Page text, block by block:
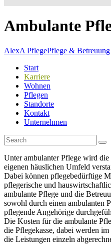
Ambulante
AlexA PflegePflege & Betreuung
Start
Karriere
Wohnen
Pflegen
Standorte
Kontakt
Unternehmen
Unter ambulanter Pflege wird
eigenen häuslichen Umfeld
Dabei können pflegebedürftige
pflegerische und
ambulante Pflege und die
sowohl durch einen ambulanten
pflegende Angehörige
Die Kosten für die ambulante
die Pflegekasse, dabei werden
die Leistungen einzeln